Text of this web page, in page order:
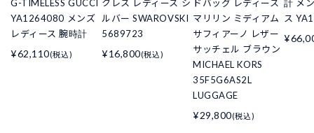
G-TIMELESS GUCCI
YA1264080 メンズ
レディース 腕時計
¥62,110(税込)
クレス レディース シ
ルバー SWAROVSKI
5689723
¥16,800(税込)
ドバッグ レディース
マリリン ミディアム
サフィアーノ レザー
サッチェル ブラウン
MICHAEL KORS
35F5G6AS2L
LUGGAGE
¥29,800(税込)
計 メ
ス